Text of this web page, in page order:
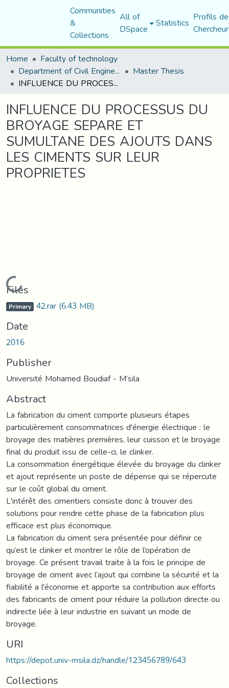
Communities
&
Collections
All of
DSpace Statistics Profils
Home
Faculty of technology
Department of Civil Engineering Master Thesis
INFLUENCE DU PROCESSUS DU BROYAGE SEPARE ET SUMULTANE DES AJOUTS DANS LES CIMENTS SUR LEUR PROPRIETES
INFLUENCE DU PROCESSUS DU
BROYAGE SEPARE ET
SUMULTANE DES AJOUTS DANS
LES CIMENTS SUR LEUR
PROPRIETES
Loading...
Files
Primary 42.rar(6.43 MB)
Date
2016
Publisher
Université Mohamed Boudiaf - M’sila
Abstract
La fabrication du ciment comporte plusieurs étapes
particulièrement consommatrices d'énergie électrique : le
broyage des matières premières, leur cuisson et le broyage
final du produit issu de celle-ci, le clinker.
La consommation énergétique élevée du broyage du clinker
et ajout représente un poste de dépense qui se répercute
sur le coût global du ciment.
L'intérêt des cimentiers consiste donc à trouver des
solutions pour rendre cette phase de la fabrication plus
efficace est plus économique.
La fabrication du ciment sera présentée pour définir ce
qu’est le clinker et montrer le rôle de l’opération de
broyage. Ce présent travail traite à la fois le principe de
broyage de ciment avec l’ajout qui combine la sécurité et la
fiabilité a l'économie et apporte sa contribution aux efforts
des fabricants de ciment pour réduire la pollution directe ou
indirecte liée à leur industrie en suivant un mode de
broyage.
URI
https://depot.univ-msila.dz/handle/123456789/643
Collections